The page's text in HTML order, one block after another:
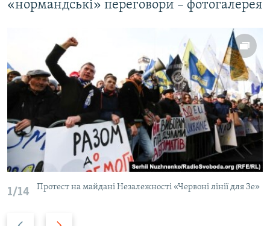
«нормандські» переговори – фотогалерея
1/14 Протест на майдані Незалежності «Червоні лінії для Зе»